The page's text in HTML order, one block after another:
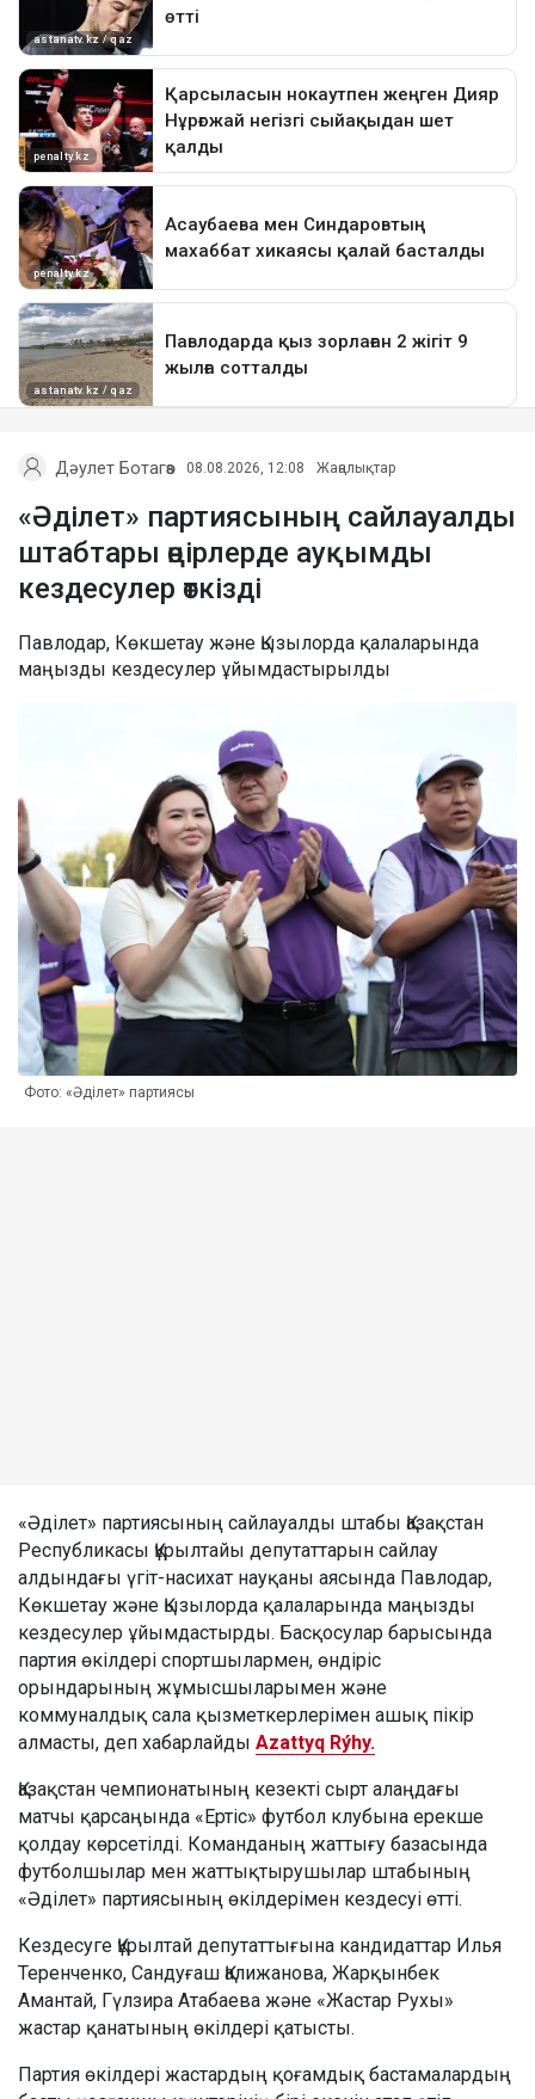
Дәулет Ботагөз 08.08.2026, 12:08 Жаңалықтар
«Әділет» партиясының сайлауалды
штабтары өңірлерде ауқымды
кездесулер өткізді
Павлодар, Көкшетау және Қызылорда қалаларында
маңызды кездесулер ұйымдастырылды
Фото: «Әділет» партиясы
«Әділет» партиясының сайлауалды штабы Қазақстан
Республикасы Құрылтайы депутаттарын сайлау
алдындағы үгіт-насихат науқаны аясында Павлодар,
Көкшетау және Қызылорда қалаларында маңызды
кездесулер ұйымдастырды. Басқосулар барысында
партия өкілдері спортшылармен, өндіріс
орындарының жұмысшыларымен және
коммуналдық сала қызметкерлерімен ашық пікір
алмасты, деп хабарлайды Azattyq Rýhy.
Қазақстан чемпионатының кезекті сырт алаңдағы
матчы қарсаңында «Ертіс» футбол клубына ерекше
қолдау көрсетілді. Команданың жаттығу базасында
футболшылар мен жаттықтырушылар штабының
«Әділет» партиясының өкілдерімен кездесуі өтті.
Кездесуге Құрылтай депутаттығына кандидаттар Илья
Теренченко, Сандуғаш Қалижанова, Жарқынбек
Амантай, Гүлзира Атабаева және «Жастар Рухы»
жастар қанатының өкілдері қатысты.
Партия өкілдері жастардың қоғамдық бастамалардың